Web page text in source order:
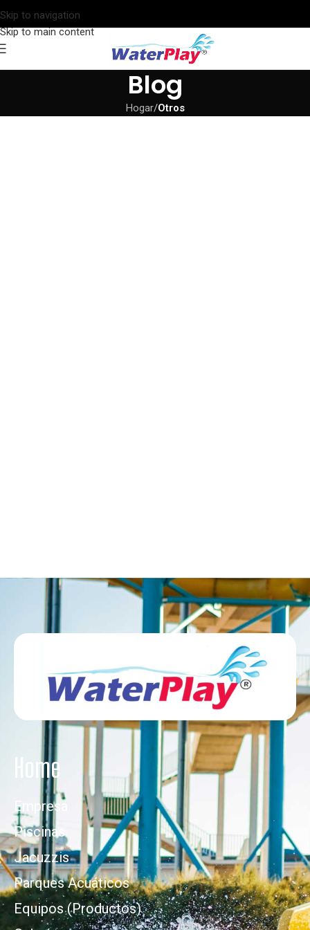
Skip to navigation
Skip to main content
Blog
Hogar/Otros
Home
Empresa
Piscinas
Jacuzzis
Parques Acuáticos
Equipos (Productos)